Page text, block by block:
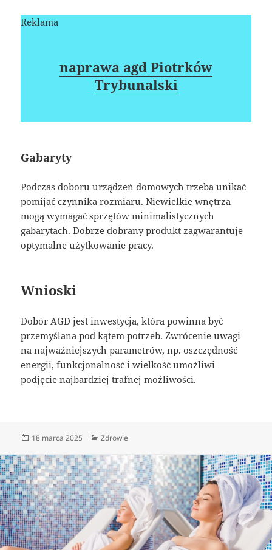
Reklama
naprawa agd Piotrków
Trybunalski
Gabaryty
Podczas doboru urządzeń domowych trzeba unikać
pomijać czynnika rozmiaru. Niewielkie wnętrza
mogą wymagać sprzętów minimalistycznych
gabarytach. Dobrze dobrany produkt zagwarantuje
optymalne użytkowanie pracy.
Wnioski
Dobór AGD jest inwestycja, która powinna być
przemyślana pod kątem potrzeb. Zwrócenie uwagi
na najważniejszych parametrów, np. oszczędność
energii, funkcjonalność i wielkość umożliwi
podjęcie najbardziej trafnej możliwości.
Data
18 marca 2025 Kategorie
Zdrowie